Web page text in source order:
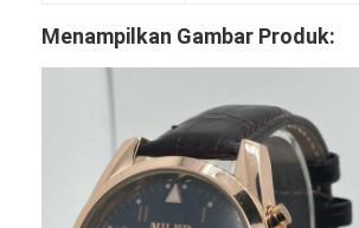
Tentang Kami
Kontrol kualitas
Hubungi Kami
Menampilkan Gambar Produk: